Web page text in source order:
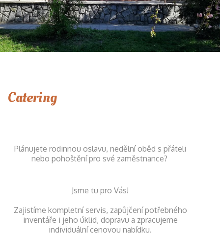
Catering
Plánujete rodinnou oslavu, nedělní oběd s přáteli
nebo pohoštění pro své zaměstnance?
Jsme tu pro Vás!
Zajistíme kompletní servis, zapůjčení potřebného
inventáře i jeho úklid, dopravu a zpracujeme
individuální cenovou nabídku.